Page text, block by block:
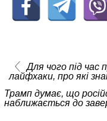
Для чого під час
лайфхаки, про які
Трамп думає, що
наближається до